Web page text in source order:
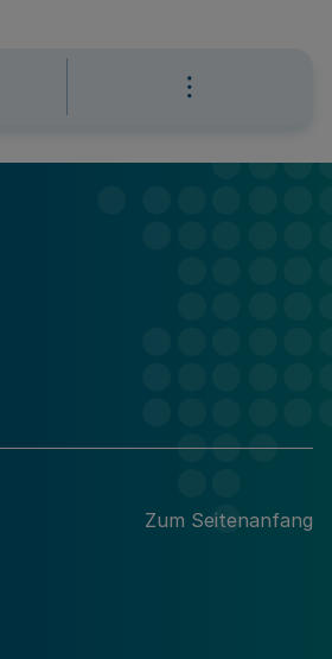
Zum Seitenanfang